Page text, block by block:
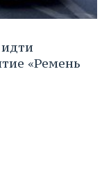
идти
«Ремень